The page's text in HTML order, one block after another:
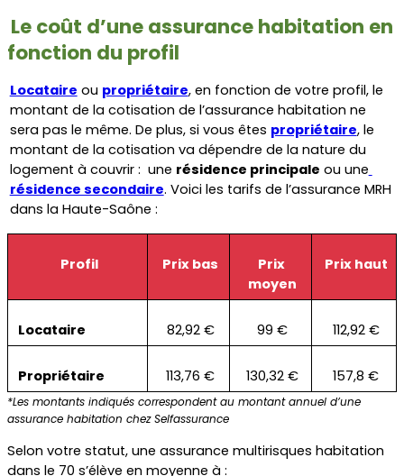
Le coût d’une assurance habitation en
fonction du profil
Locataire ou propriétaire, en fonction de votre profil, le
montant de la cotisation de l’assurance habitation ne
sera pas le même. De plus, si vous êtes propriétaire, le
montant de la cotisation va dépendre de la nature du
logement à couvrir :  une résidence principale ou une
résidence secondaire. Voici les tarifs de l’assurance MRH
dans la Haute-Saône :
Profil Prix bas
Prix
moyen
Prix haut
Locataire 82,92 € 99 € 112,92 €
Propriétaire 113,76 € 130,32 € 157,8 €
*Les montants indiqués correspondent au montant annuel d’une
assurance habitation chez Selfassurance
Selon votre statut, une assurance multirisques habitation
dans le 70 s’élève en moyenne à :